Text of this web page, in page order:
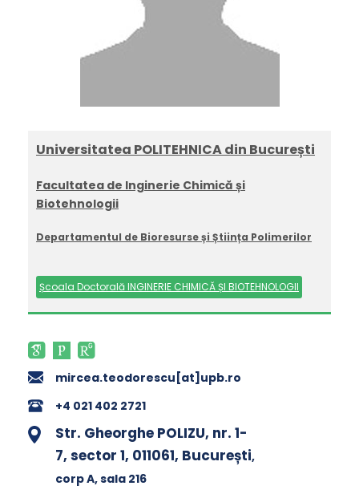
Universitatea POLITEHNICA din București
Facultatea de Inginerie Chimică și
Biotehnologii
Departamentul de Bioresurse și Știința Polimerilor
Școala Doctorală INGINERIE CHIMICĂ ȘI BIOTEHNOLOGII
mircea.teodorescu[at]upb.ro
+4 021 402 2721
Str. Gheorghe POLIZU, nr. 1-
7, sector 1, 011061, București,
corp A, sala 216